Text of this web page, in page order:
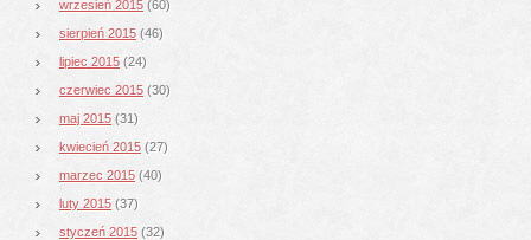
wrzesień 2015 (60)
sierpień 2015 (46)
lipiec 2015 (24)
czerwiec 2015 (30)
maj 2015 (31)
kwiecień 2015 (27)
marzec 2015 (40)
luty 2015 (37)
styczeń 2015 (32)